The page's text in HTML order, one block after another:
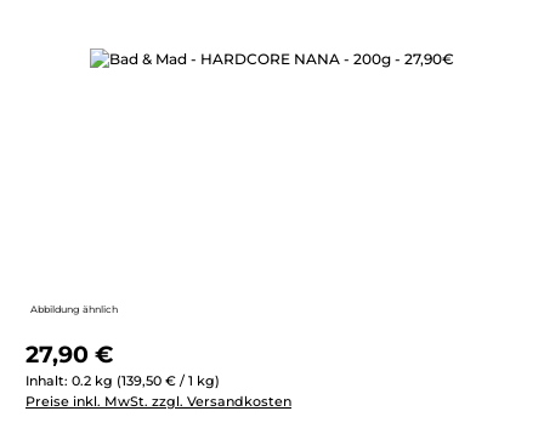
Bildergalerie überspringen
Abbildung ähnlich
Regulärer Preis:
27,90 €
Inhalt: 0.2 kg (139,50 € / 1 kg)
Preise inkl. MwSt. zzgl. Versandkosten